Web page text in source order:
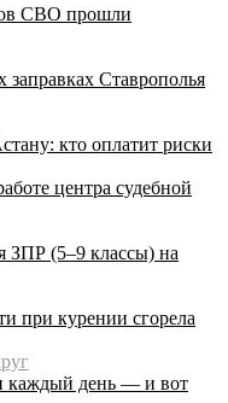
СВО прошли
Ставрополья
кто оплатит риски
центра судебной
ЗПР (5–9 классы) на
при курении сгорела
каждый день — и вот